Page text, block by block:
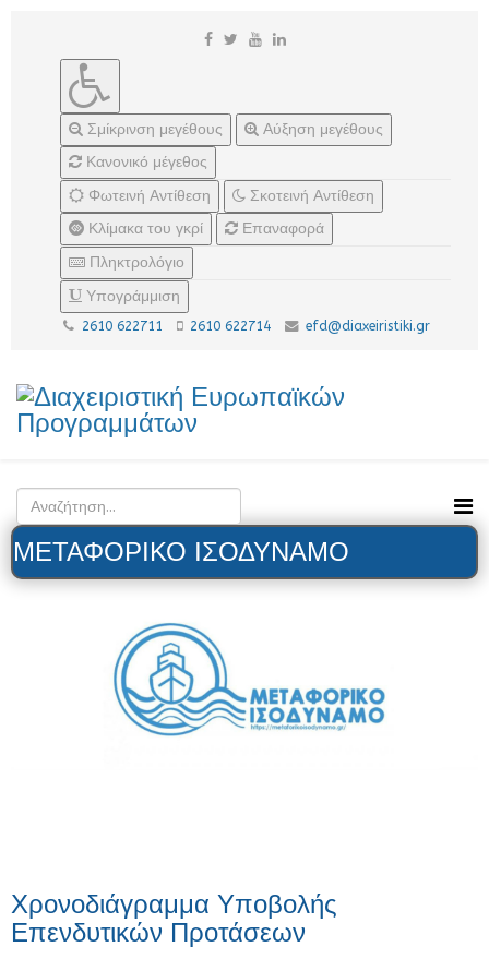
Σμίκρινση μεγέθους
Αύξηση μεγέθους
Κανονικό μέγεθος
Φωτεινή Αντίθεση
Σκοτεινή Αντίθεση
Κλίμακα του γκρί
Επαναφορά
Πληκτρολόγιο
Υπογράμμιση
2610 622711 2610 622714 efd@diaxeiristiki.gr
ΜΕΤΑΦΟΡΙΚΟ ΙΣΟΔΥΝΑΜΟ
Χρονοδιάγραμμα Υποβολής
Επενδυτικών Προτάσεων